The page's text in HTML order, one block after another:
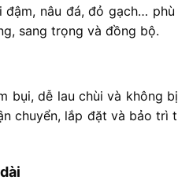
đậm, nâu đá,đỏ gạch… phù
sang trọng và đồng bộ.
bụi,dễ lau chùivà không bị
chuyển, lắp đặt và bảo trì
dài